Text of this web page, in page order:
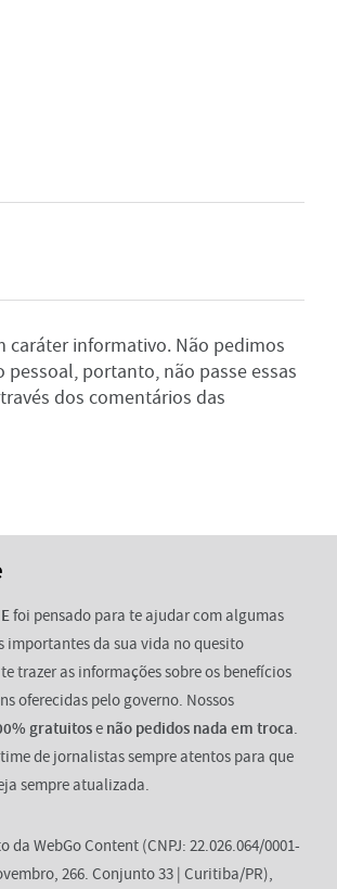
caráter informativo. Não pedimos
portanto, não passe essas
dos comentários das
foi pensado para te ajudar com algumas
importantes da sua vida no quesito
trazer as informações sobre os benefícios
oferecidas pelo governo. Nossos
gratuitose não pedidos nada em troca.
de jornalistas sempre atentos para que
sempre atualizada.
da WebGo Content (CNPJ: 22.026.064/0001-
266. Conjunto 33 | Curitiba/PR),